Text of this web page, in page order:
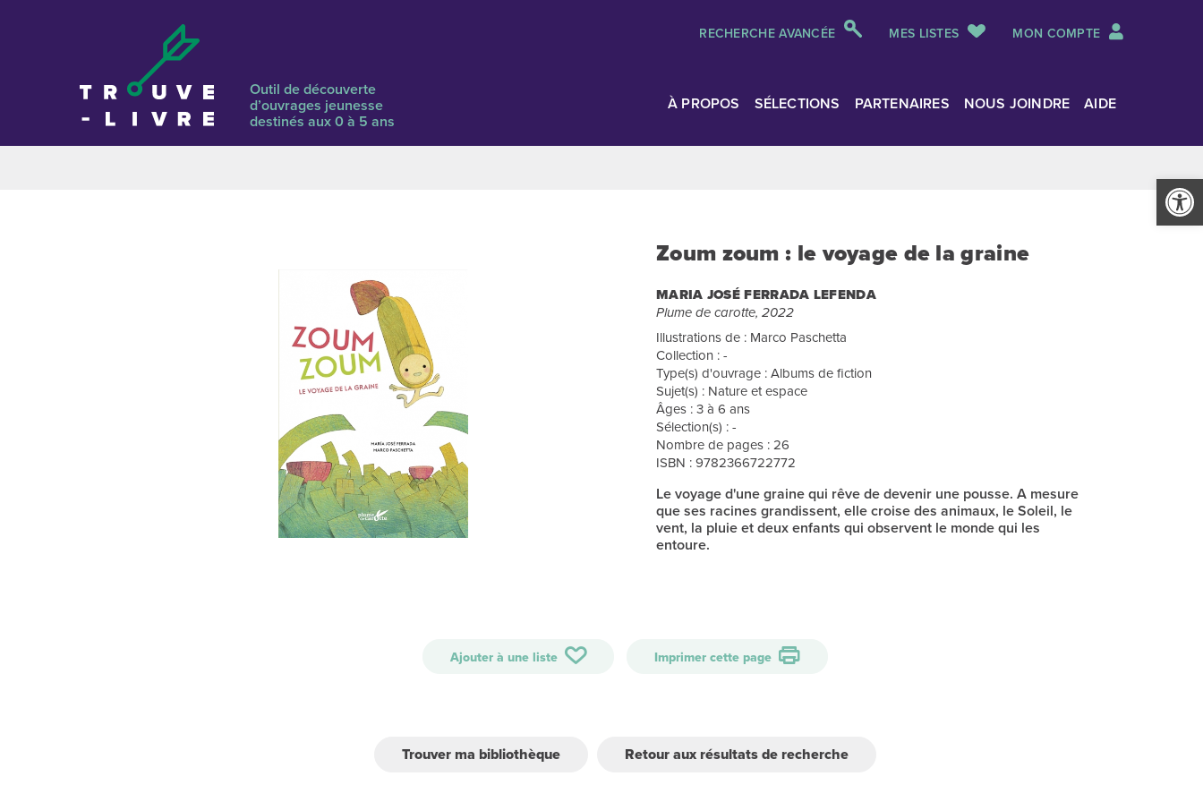
Ouvrir
RECHERCHE AVANCÉE MES LISTES MON COMPTE
Outil de découverte
d’ouvrages jeunesse
destinés aux 0 à 5 ans
À PROPOS SÉLECTIONS PARTENAIRES NOUS JOINDRE AIDE
Zoum zoum : le voyage de la graine
MARIA JOSÉ FERRADA LEFENDA
Plume de carotte, 2022
Illustrations de : Marco Paschetta
Collection : -
Type(s) d'ouvrage : Albums de fiction
Sujet(s) : Nature et espace
Âges : 3 à 6 ans
Sélection(s) : -
Nombre de pages : 26
ISBN : 9782366722772
Le voyage d'une graine qui rêve de devenir une pousse. A mesure
que ses racines grandissent, elle croise des animaux, le Soleil, le
vent, la pluie et deux enfants qui observent le monde qui les
entoure.
Ajouter à une liste Imprimer cette page
Trouver ma bibliothèque Retour aux résultats de recherche